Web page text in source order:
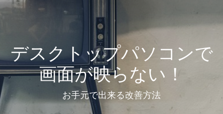
デスクトップパソコンで
画面が映らない！
お手元で出来る改善方法